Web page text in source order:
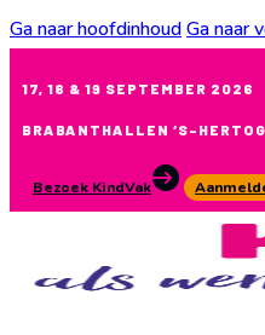
Ga naar hoofdinhoudGa naar
17, 18 & 19 SEPTEMBER 2026
BRABANTHALLEN ‘S-
Bezoek KindVak